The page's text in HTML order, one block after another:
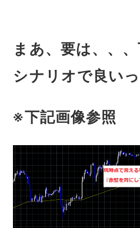
まあ、要は、、
シナリオで良い
※下記画像参照